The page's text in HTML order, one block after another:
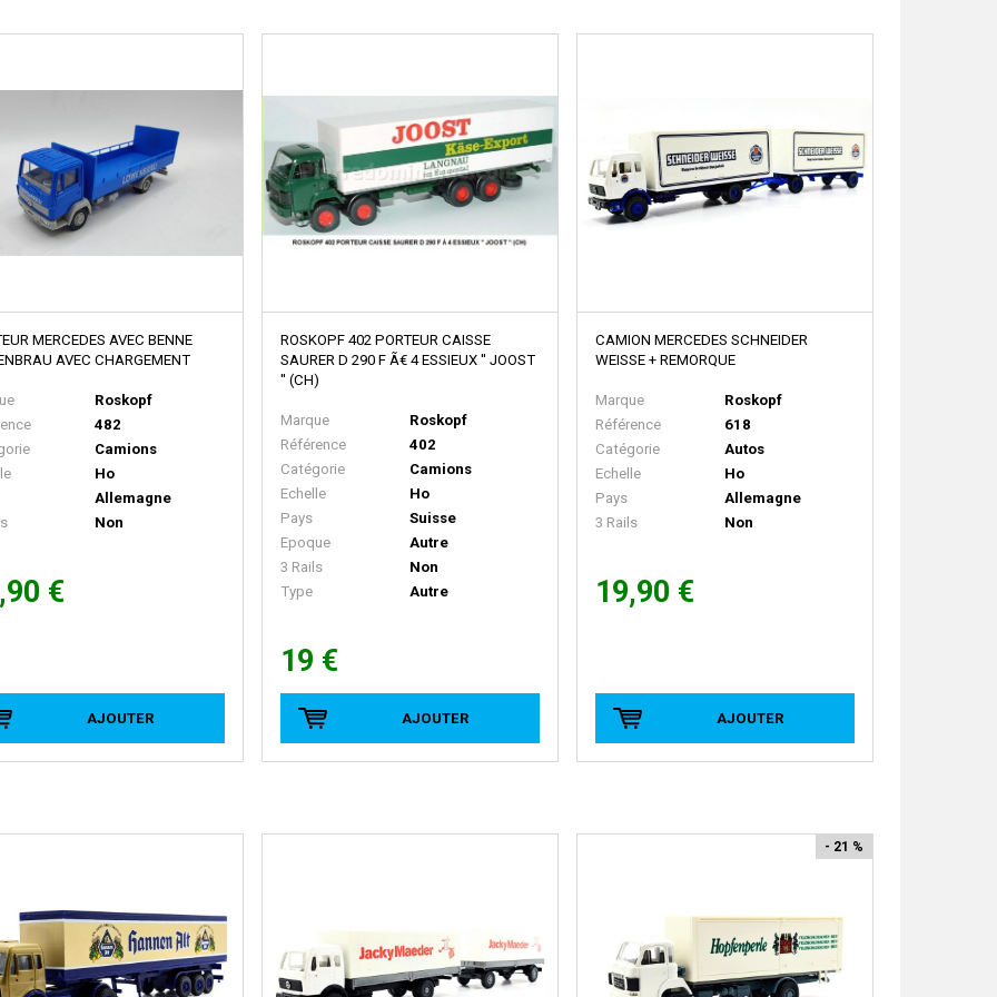
MERCEDES AVEC BENNE
AVEC CHARGEMENT
Roskopf
482
Camions
Ho
Allemagne
Non
€
AJOUTER
ROSKOPF 402 PORTEUR CAISSE
SAURER D 290 F Ã€ 4 ESSIEUX '' JOOST
'' (CH)
Marque
Roskopf
Référence
402
Catégorie
Camions
Echelle
Ho
Pays
Suisse
Epoque
Autre
3 Rails
Non
Type
Autre
19 €
AJOUTER
CAMION MERCEDES SCHNEIDER
WEISSE + REMORQUE
Marque
Roskopf
Référence
618
Catégorie
Autos
Echelle
Ho
Pays
Allemagne
3 Rails
Non
19,90 €
AJOUTER
- 21 %